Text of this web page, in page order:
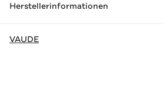
Herstellerinformationen
VAUDE